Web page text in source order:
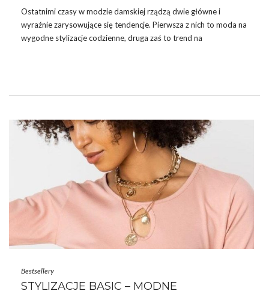
Ostatnimi czasy w modzie damskiej rządzą dwie główne i
wyraźnie zarysowujące się tendencje. Pierwsza z nich to moda na
wygodne stylizacje codzienne, druga zaś to trend na
Bestsellery
STYLIZACJE BASIC – MODNE